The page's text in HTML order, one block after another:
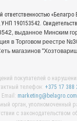
ответственностью «Белагро
190153542.
выданное Минcким
в Торговом реестре
магазинов
покупателей о
телефон: +375 17 388
Email: marketing@belagro.com
орган, уполномоченный
с законодательством